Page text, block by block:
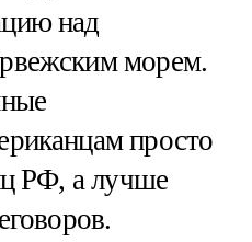
над
морем.
просто
РФ, а лучше